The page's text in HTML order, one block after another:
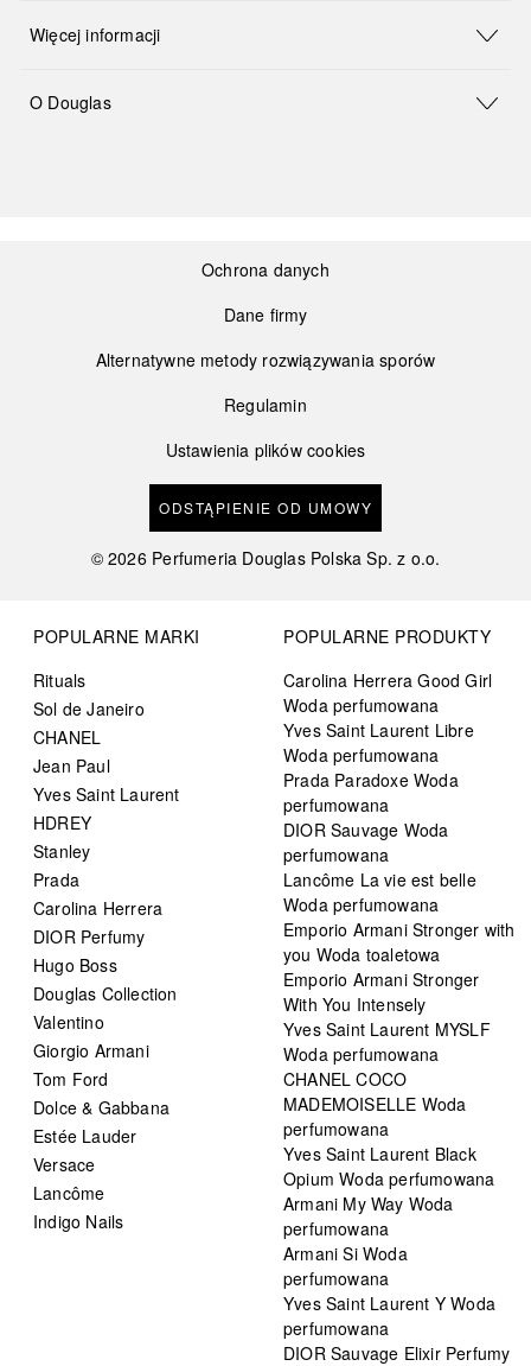
Więcej informacji
O Douglas
Ochrona danych
Dane firmy
Alternatywne metody rozwiązywania sporów
Regulamin
Ustawienia plików cookies
ODSTĄPIENIE OD UMOWY
©2026 Perfumeria Douglas Polska Sp. z o.o.
POPULARNE MARKI
Rituals
Sol de Janeiro
CHANEL
Jean Paul
Yves Saint Laurent
HDREY
Stanley
Prada
Carolina Herrera
DIOR Perfumy
Hugo Boss
Douglas Collection
Valentino
Giorgio Armani
Tom Ford
Dolce & Gabbana
Estée Lauder
Versace
Lancôme
Indigo Nails
POPULARNE PRODUKTY
Carolina Herrera Good Girl
Woda perfumowana
Yves Saint Laurent Libre
Woda perfumowana
Prada Paradoxe Woda
perfumowana
DIOR Sauvage Woda
perfumowana
Lancôme La vie est belle
Woda perfumowana
Emporio Armani Stronger with
you Woda toaletowa
Emporio Armani Stronger
With You Intensely
Yves Saint Laurent MYSLF
Woda perfumowana
CHANEL COCO
MADEMOISELLE Woda
perfumowana
Yves Saint Laurent Black
Opium Woda perfumowana
Armani My Way Woda
perfumowana
Armani Si Woda
perfumowana
Yves Saint Laurent Y Woda
perfumowana
DIOR Sauvage Elixir Perfumy